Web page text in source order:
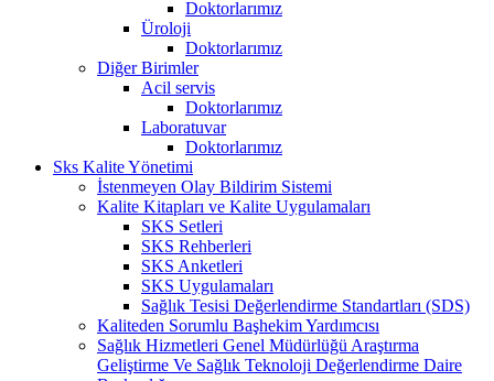
Doktorlarımız
Üroloji
Doktorlarımız
Diğer Birimler
Acil servis
Doktorlarımız
Laboratuvar
Doktorlarımız
Sks Kalite Yönetimi
İstenmeyen Olay Bildirim Sistemi
Kalite Kitapları ve Kalite Uygulamaları
SKS Setleri
SKS Rehberleri
SKS Anketleri
SKS Uygulamaları
Sağlık Tesisi Değerlendirme Standartları (SDS)
Kaliteden Sorumlu Başhekim Yardımcısı
Sağlık Hizmetleri Genel Müdürlüğü Araştırma
Geliştirme Ve Sağlık Teknoloji Değerlendirme Daire